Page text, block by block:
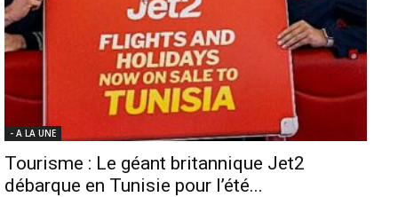
- A LA UNE
Tourisme : Le géant britannique Jet2
débarque en Tunisie pour l’été...